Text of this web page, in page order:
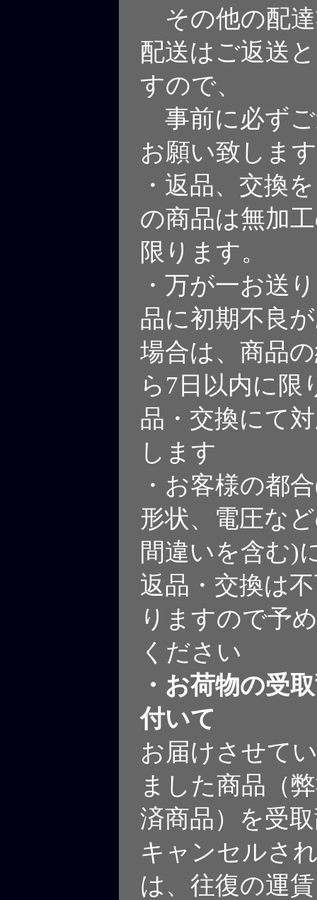
その他の配
配送はご返送
すので、
事前に必ず
お願い致しま
・返品、交換
の商品は無加
限ります。
・万が一お送
品に初期不良
場合は、商品
ら7日以内に限
品・交換にて
します
・お客様の都
形状、電圧な
間違いを含む)
返品・交換は
りますので予
ください
・お荷物の受
付いて
お届けさせて
ました商品（
済商品）を受
キャンセルさ
は、往復の運